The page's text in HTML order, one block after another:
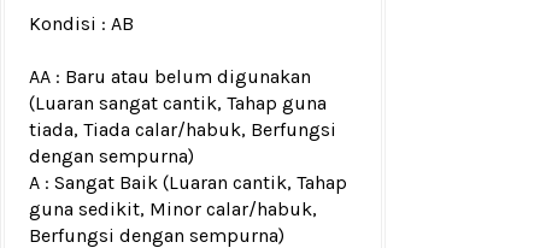
Kondisi : AB
AA : Baru atau belum digunakan
(Luaran sangat cantik, Tahap guna
tiada, Tiada calar/habuk, Berfungsi
dengan sempurna)
A : Sangat Baik (Luaran cantik, Tahap
guna sedikit, Minor calar/habuk,
Berfungsi dengan sempurna)